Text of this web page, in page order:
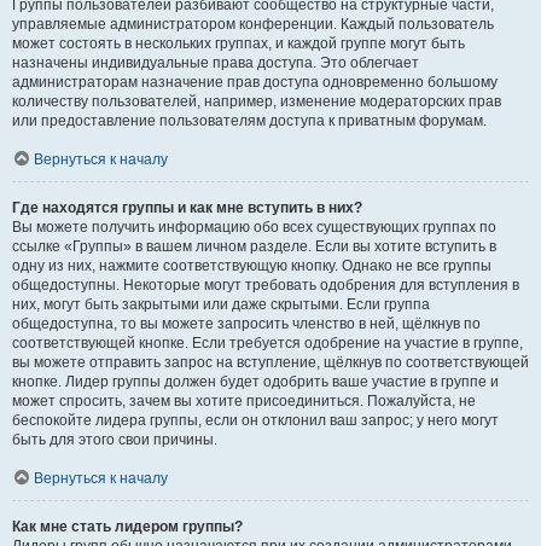
Группы пользователей разбивают сообщество на структурные части,
управляемые администратором конференции. Каждый пользователь
может состоять в нескольких группах, и каждой группе могут быть
назначены индивидуальные права доступа. Это облегчает
администраторам назначение прав доступа одновременно большому
количеству пользователей, например, изменение модераторских прав
или предоставление пользователям доступа к приватным форумам.
Вернуться к началу
Где находятся группы и как мне вступить в них?
Вы можете получить информацию обо всех существующих группах по
ссылке «Группы» в вашем личном разделе. Если вы хотите вступить в
одну из них, нажмите соответствующую кнопку. Однако не все группы
общедоступны. Некоторые могут требовать одобрения для вступления в
них, могут быть закрытыми или даже скрытыми. Если группа
общедоступна, то вы можете запросить членство в ней, щёлкнув по
соответствующей кнопке. Если требуется одобрение на участие в группе,
вы можете отправить запрос на вступление, щёлкнув по соответствующей
кнопке. Лидер группы должен будет одобрить ваше участие в группе и
может спросить, зачем вы хотите присоединиться. Пожалуйста, не
беспокойте лидера группы, если он отклонил ваш запрос; у него могут
быть для этого свои причины.
Вернуться к началу
Как мне стать лидером группы?